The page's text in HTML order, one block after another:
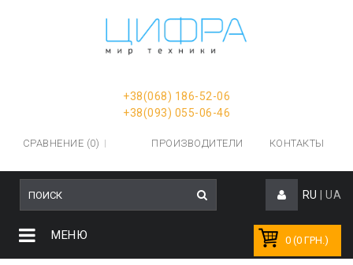
+38(068) 186-52-06
+38(093) 055-06-46
СРАВНЕНИЕ (0) ПРОИЗВОДИТЕЛИ КОНТАКТЫ
RU UA
0 (0 ГРН.)
МЕНЮ